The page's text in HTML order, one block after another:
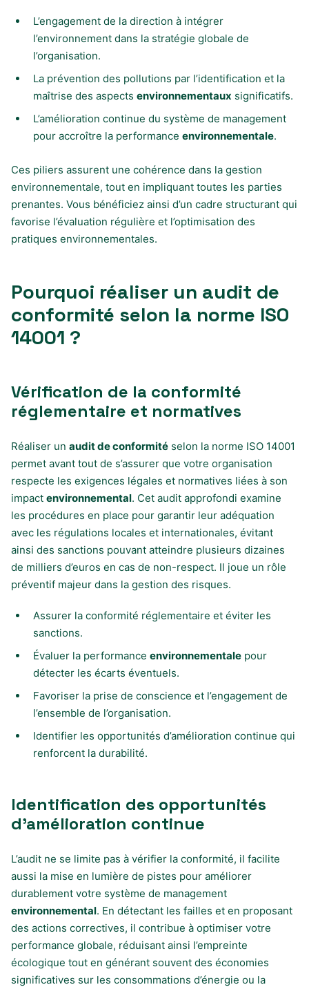
L’engagement de la direction à intégrer
l’environnement dans la stratégie globale de
l’organisation.
La prévention des pollutions par l’identification et la
maîtrise des aspects environnementaux significatifs.
L’amélioration continue du système de management
pour accroître la performance environnementale.
Ces piliers assurent une cohérence dans la gestion
environnementale, tout en impliquant toutes les parties
prenantes. Vous bénéficiez ainsi d’un cadre structurant qui
favorise l’évaluation régulière et l’optimisation des
pratiques environnementales.
Pourquoi réaliser un audit de
conformité selon la norme ISO
14001 ?
Vérification de la conformité
réglementaire et normatives
Réaliser un audit de conformité selon la norme ISO 14001
permet avant tout de s’assurer que votre organisation
respecte les exigences légales et normatives liées à son
impact environnemental. Cet audit approfondi examine
les procédures en place pour garantir leur adéquation
avec les régulations locales et internationales, évitant
ainsi des sanctions pouvant atteindre plusieurs dizaines
de milliers d’euros en cas de non-respect. Il joue un rôle
préventif majeur dans la gestion des risques.
Assurer la conformité réglementaire et éviter les
sanctions.
Évaluer la performance environnementale pour
détecter les écarts éventuels.
Favoriser la prise de conscience et l’engagement de
l’ensemble de l’organisation.
Identifier les opportunités d’amélioration continue qui
renforcent la durabilité.
Identification des opportunités
d’amélioration continue
L’audit ne se limite pas à vérifier la conformité, il facilite
aussi la mise en lumière de pistes pour améliorer
durablement votre système de management
environnemental. En détectant les failles et en proposant
des actions correctives, il contribue à optimiser votre
performance globale, réduisant ainsi l’empreinte
écologique tout en générant souvent des économies
significatives sur les consommations d’énergie ou la